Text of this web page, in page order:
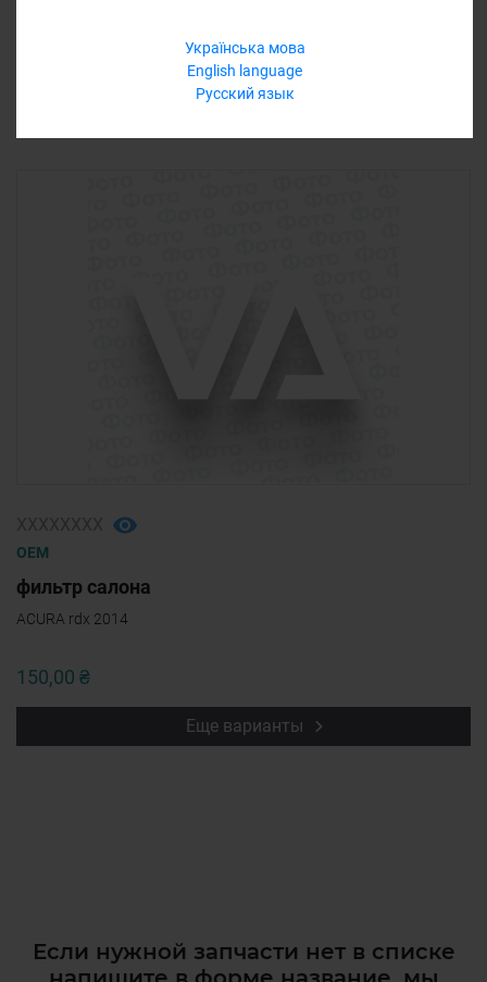
Українська мова
English language
Русский язык
Еще варианты
OEM
фильтр салона
ACURA rdx 2014
150,00 ₴
Еще варианты
Если нужной запчасти нет в списке